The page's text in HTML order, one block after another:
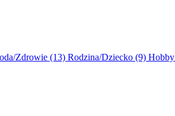
Zdrowie (13) Rodzina/Dziecko (9) Hobby